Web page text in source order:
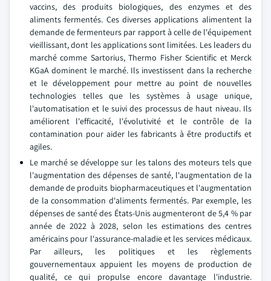
vaccins, des produits biologiques, des enzymes et des
aliments fermentés. Ces diverses applications alimentent la
demande de fermenteurs par rapport à celle de l'équipement
vieillissant, dont les applications sont limitées. Les leaders du
marché comme Sartorius, Thermo Fisher Scientific et Merck
KGaA dominent le marché. Ils investissent dans la recherche
et le développement pour mettre au point de nouvelles
technologies telles que les systèmes à usage unique,
l'automatisation et le suivi des processus de haut niveau. Ils
améliorent l'efficacité, l'évolutivité et le contrôle de la
contamination pour aider les fabricants à être productifs et
agiles.
Le marché se développe sur les talons des moteurs tels que
l'augmentation des dépenses de santé, l'augmentation de la
demande de produits biopharmaceutiques et l'augmentation
de la consommation d'aliments fermentés. Par exemple, les
dépenses de santé des États-Unis augmenteront de 5,4 % par
année de 2022 à 2028, selon les estimations des centres
américains pour l'assurance-maladie et les services médicaux.
Par ailleurs, les politiques et les règlements
gouvernementaux appuient les moyens de production de
qualité, ce qui propulse encore davantage l'industrie.